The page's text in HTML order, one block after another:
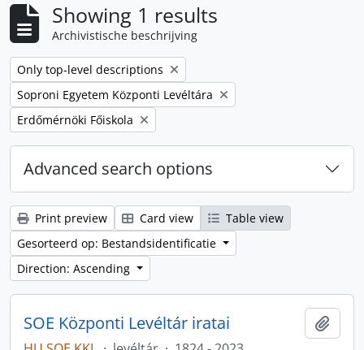
Showing 1 results
Archivistische beschrijving
Remove filter:
Only top-level descriptions
Remove filter:
Soproni Egyetem Központi Levéltára
Remove filter:
Erdőmérnöki Főiskola
Advanced search options
Print preview Card view
Table view
Gesorteerd op: Bestandsidentificatie
Direction: Ascending
SOE Központi Levéltár iratai